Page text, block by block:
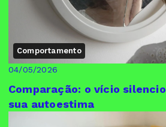
Comportamento
04/05/2026
Comparação: o vício
sua autoestima